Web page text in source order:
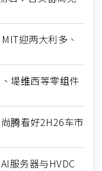
迎两大利多、
堤维西等零组件
腾看好2H26车市
服务器与HVDC